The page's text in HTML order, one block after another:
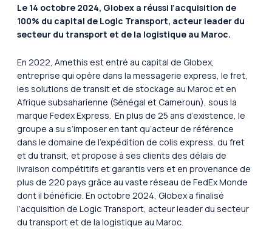
Le 14 octobre 2024, Globex a réussi l’acquisition de
100% du capital de Logic Transport, acteur leader du
secteur du transport et de la logistique au Maroc.
En 2022, Amethis est entré au capital de Globex,
entreprise qui opère dans la messagerie express, le fret,
les solutions de transit et de stockage au Maroc et en
Afrique subsaharienne (Sénégal et Cameroun), sous la
marque Fedex Express. En plus de 25 ans d’existence, le
groupe a su s’imposer en tant qu’acteur de référence
dans le domaine de l’expédition de colis express, du fret
et du transit, et propose à ses clients des délais de
livraison compétitifs et garantis vers et en provenance de
plus de 220 pays grâce au vaste réseau de FedEx Monde
dont il bénéficie. En octobre 2024, Globex a finalisé
l’acquisition de Logic Transport, acteur leader du secteur
du transport et de la logistique au Maroc.